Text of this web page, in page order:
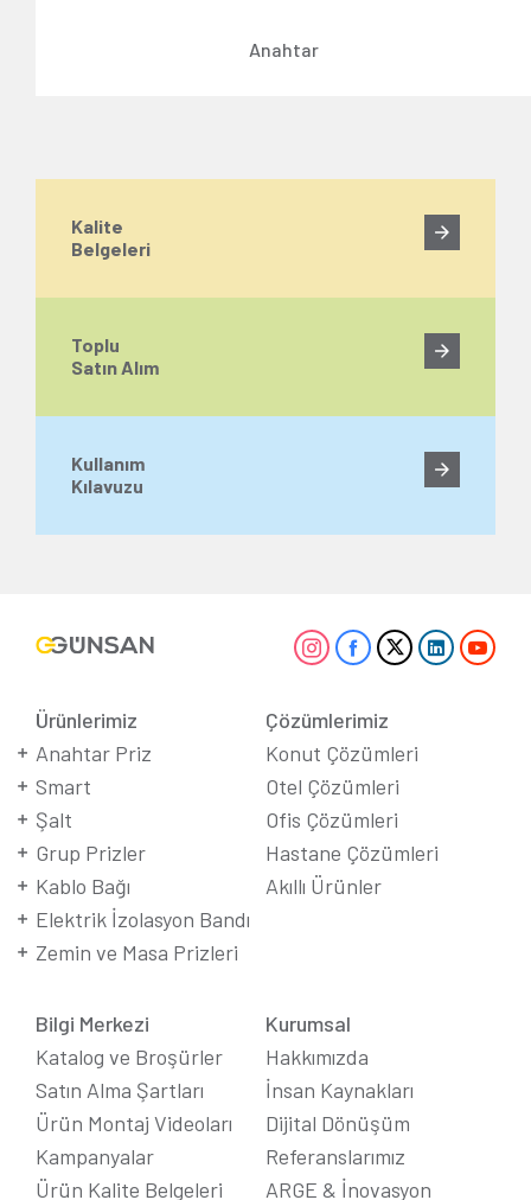
Anahtar
Kalite
Belgeleri
Toplu
Satın Alım
Kullanım
Kılavuzu
Ürünlerimiz
Anahtar Priz
Smart
Şalt
Grup Prizler
Kablo Bağı
Elektrik İzolasyon Bandı
Zemin ve Masa Prizleri
Çözümlerimiz
Konut Çözümleri
Otel Çözümleri
Ofis Çözümleri
Hastane Çözümleri
Akıllı Ürünler
Bilgi Merkezi
Katalog ve Broşürler
Satın Alma Şartları
Ürün Montaj Videoları
Kampanyalar
Ürün Kalite Belgeleri
Kurumsal
Hakkımızda
İnsan Kaynakları
Dijital Dönüşüm
Referanslarımız
ARGE & İnovasyon